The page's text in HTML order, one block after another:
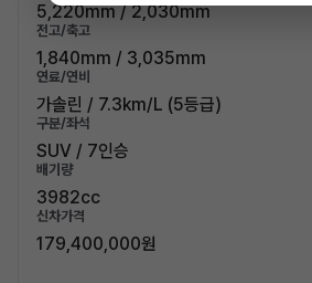
5,220mm / 2,030mm
전고/축고
1,840mm / 3,035mm
연료/연비
가솔린 / 7.3km/L (5등급)
구분/좌석
SUV / 7인승
배기량
3982cc
신차가격
179,400,000원